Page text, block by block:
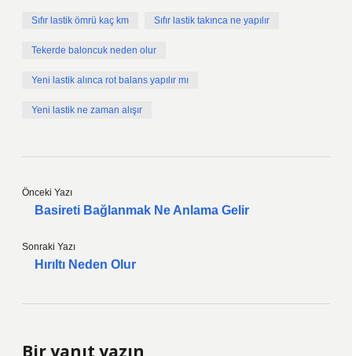
Sıfır lastik ömrü kaç km Sıfır lastik takınca ne yapılır
Tekerde baloncuk neden olur
Yeni lastik alınca rot balans yapılır mı
Yeni lastik ne zaman alışır
Önceki Yazı
Basireti Bağlanmak Ne Anlama Gelir
Sonraki Yazı
Hırıltı Neden Olur
Bir yanıt yazın